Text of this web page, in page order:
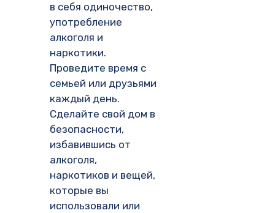
в себя одиночество,
употребление
алкоголя и
наркотики.
Проведите время с
семьей или друзьями
каждый день.
Сделайте свой дом в
безопасности,
избавившись от
алкоголя,
наркотиков и вещей,
которые вы
использовали или